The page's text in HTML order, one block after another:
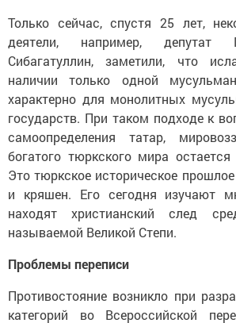
Только сейчас, спустя 25 лет,
деятели, например, депутат
Сибагатуллин, заметили, что
наличии только одной
характерно для монолитных
государств. При таком подходе к
самоопределения татар,
богатого тюркского мира
Это тюркское историческое
и кряшен. Его сегодня изучают
находят христианский след
называемой Великой Степи.
Проблемы переписи
Противостояние возникло при
категорий во Всероссийской